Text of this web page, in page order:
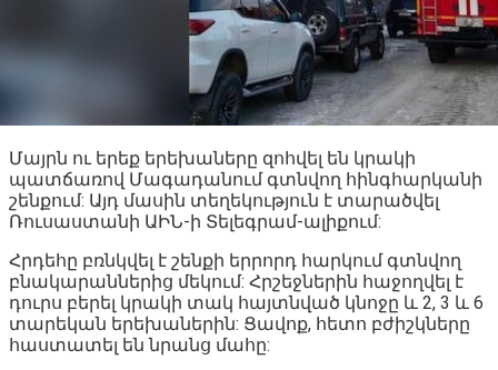
Մայրն ու երեք երեխաները զոհվել են կրակի
պատճառով Մագադանում գտնվող հինգհարկանի
շենքում: Այդ մասին տեղեկություն է տարածվել
Ռուսաստանի ԱԻՆ-ի Տելեգրամ-ալիքում:
Հրդեհը բռնկվել է շենքի երրորդ հարկում գտնվող
բնակարաններից մեկում: Հրշեջներին հաջողվել է
դուրս բերել կրակի տակ հայտնված կնոջը և 2, 3 և 6
տարեկան երեխաներին: Ցավոք, հետո բժիշկները
հաստատել են նրանց մահը: